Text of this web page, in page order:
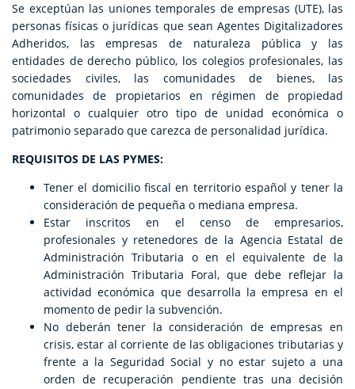
Se exceptúan las uniones temporales de empresas (UTE), las
personas físicas o jurídicas que sean Agentes Digitalizadores
Adheridos, las empresas de naturaleza pública y las
entidades de derecho público, los colegios profesionales, las
sociedades civiles, las comunidades de bienes, las
comunidades de propietarios en régimen de propiedad
horizontal o cualquier otro tipo de unidad económica o
patrimonio separado que carezca de personalidad jurídica.
REQUISITOS DE LAS PYMES:
Tener el domicilio fiscal en territorio español y tener la
consideración de pequeña o mediana empresa.
Estar inscritos en el censo de empresarios,
profesionales y retenedores de la Agencia Estatal de
Administración Tributaria o en el equivalente de la
Administración Tributaria Foral, que debe reflejar la
actividad económica que desarrolla la empresa en el
momento de pedir la subvención.
No deberán tener la consideración de empresas en
crisis, estar al corriente de las obligaciones tributarias y
frente a la Seguridad Social y no estar sujeto a una
orden de recuperación pendiente tras una decisión